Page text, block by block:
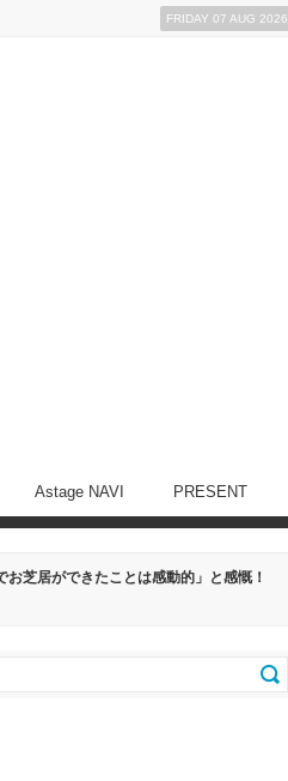
FRIDAY 07 AUG 2026
Astage NAVI PRESENT
芝居ができたことは感動的」と感慨！